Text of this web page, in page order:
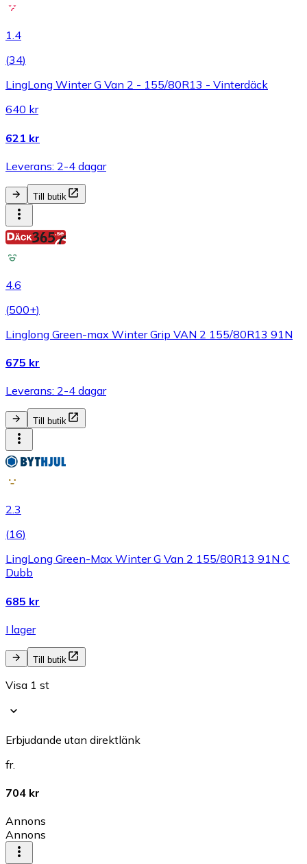
1.4
(34)
LingLong Winter G Van 2 - 155/80R13 - Vinterdäck
640 kr
621 kr
Leverans: 2-4 dagar
Till butik
4.6
(500+)
Linglong Green-max Winter Grip VAN 2 155/80R13 91N
675 kr
Leverans: 2-4 dagar
Till butik
2.3
(16)
LingLong Green-Max Winter G Van 2 155/80R13 91N C
Dubb
685 kr
I lager
Till butik
Visa 1 st
Erbjudande utan direktlänk
fr.
704 kr
Annons
Annons